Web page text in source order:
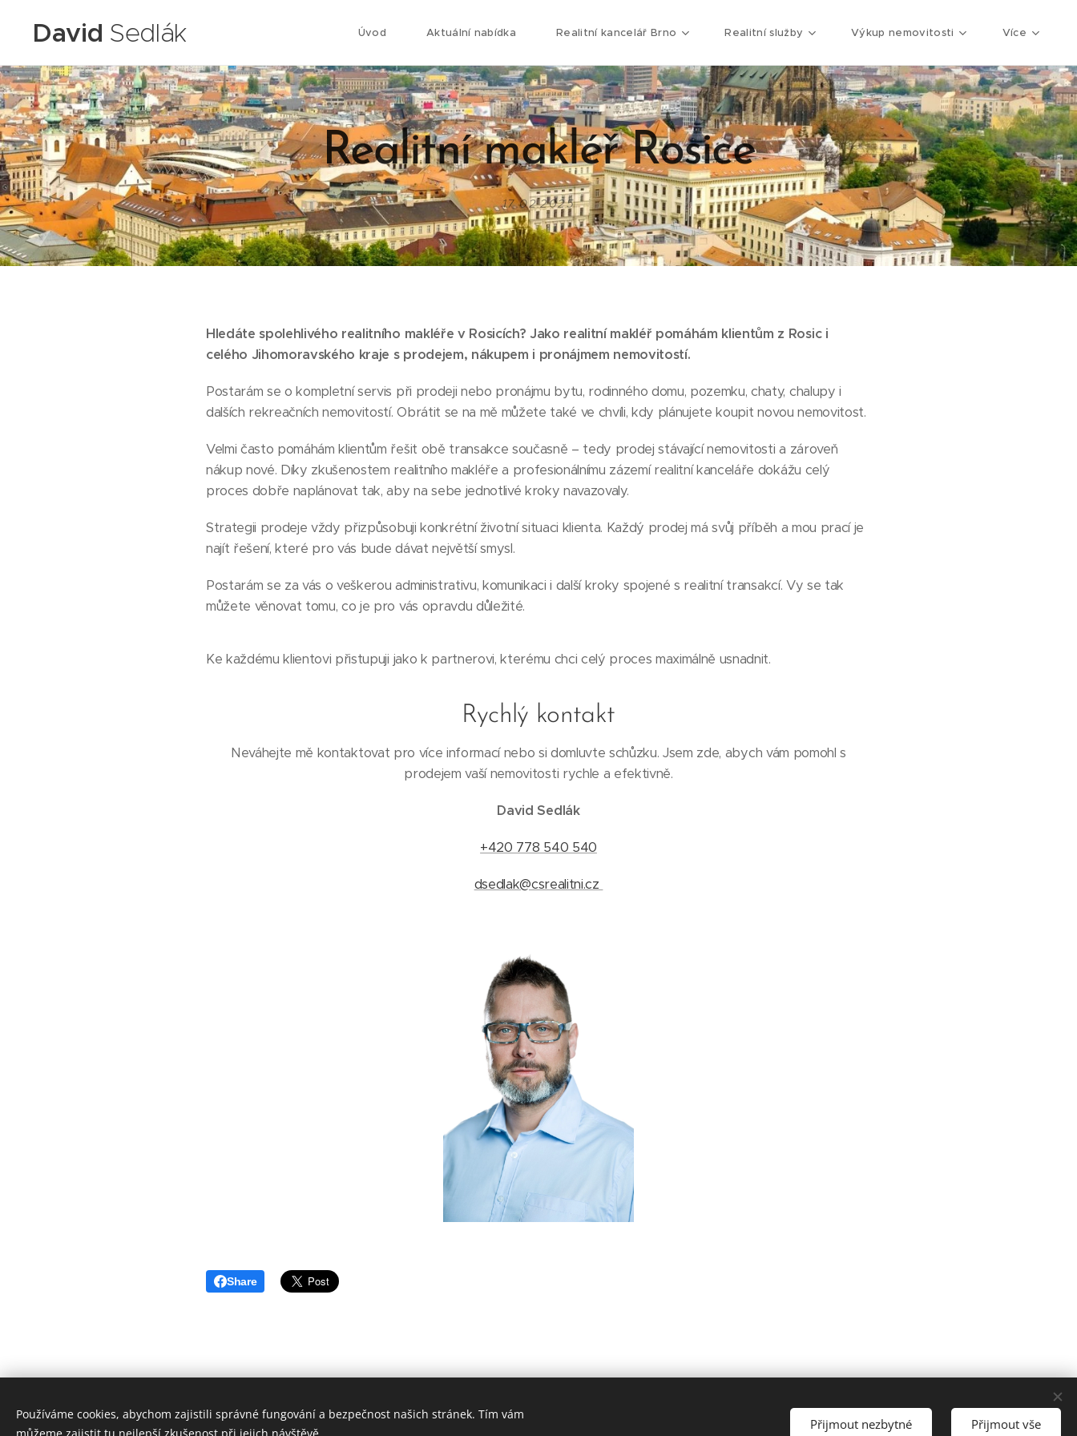
David Sedlák Úvod Aktuální nabídka Realitní kancelář Brno Realitní služby Výkup nemovitosti Více
Realitní makléř Rosice
17.02.2025
Hledáte spolehlivého realitního makléře v Rosicích? Jako realitní makléř pomáhám klientům z Rosic i
celého Jihomoravského kraje s prodejem, nákupem i pronájmem nemovitostí.
Postarám se o kompletní servis při prodeji nebo pronájmu bytu, rodinného domu, pozemku, chaty, chalupy i
dalších rekreačních nemovitostí. Obrátit se na mě můžete také ve chvíli, kdy plánujete koupit novou nemovitost.
Velmi často pomáhám klientům řešit obě transakce současně – tedy prodej stávající nemovitosti a zároveň
nákup nové. Díky zkušenostem realitního makléře a profesionálnímu zázemí realitní kanceláře dokážu celý
proces dobře naplánovat tak, aby na sebe jednotlivé kroky navazovaly.
Strategii prodeje vždy přizpůsobuji konkrétní životní situaci klienta. Každý prodej má svůj příběh a mou prací je
najít řešení, které pro vás bude dávat největší smysl.
Postarám se za vás o veškerou administrativu, komunikaci i další kroky spojené s realitní transakcí. Vy se tak
můžete věnovat tomu, co je pro vás opravdu důležité.
Ke každému klientovi přistupuji jako k partnerovi, kterému chci celý proces maximálně usnadnit.
Rychlý kontakt
Neváhejte mě kontaktovat pro více informací nebo si domluvte schůzku. Jsem zde, abych vám pomohl s
prodejem vaší nemovitosti rychle a efektivně.
David Sedlák
+420 778 540 540
dsedlak@csrealitni.cz
Share
© 2025 David Sedlák - realitní makléř Brno | ČESKÁ SPOLEČNOST REALITNÍ - Příkop 4, Brno - střed - Zábrdovice, 602 00 |Lokality
Používáme cookies, abychom zajistili správné fungování a bezpečnost našich stránek. Tím vám
Přijmout nezbytné Přijmout vše